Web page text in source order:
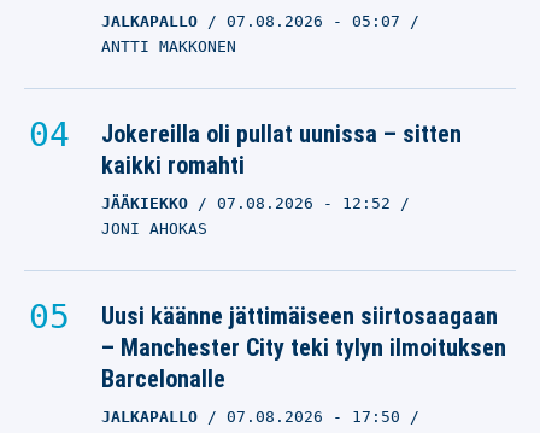
JALKAPALLO 07.08.2026 - 05:07
ANTTI MAKKONEN
Jokereilla oli pullat uunissa – sitten
kaikki romahti
JÄÄKIEKKO 07.08.2026 - 12:52
JONI AHOKAS
Uusi käänne jättimäiseen siirtosaagaan
– Manchester City teki tylyn ilmoituksen
Barcelonalle
JALKAPALLO 07.08.2026 - 17:50